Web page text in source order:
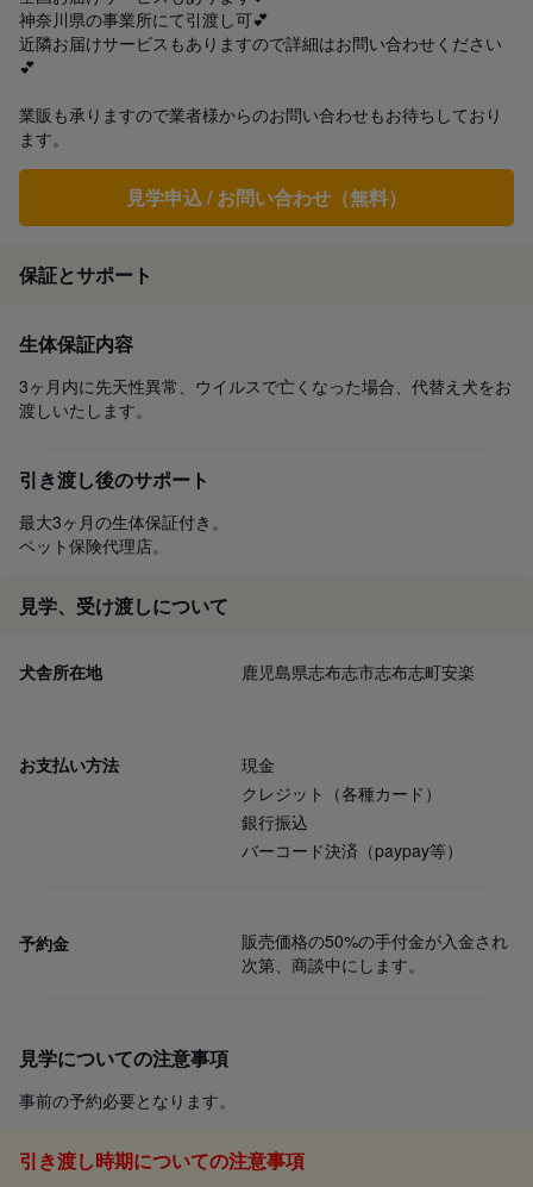
神奈川県の事業所にて引渡し可💕
近隣お届けサービスもありますので詳細はお問い合わせください
💕
業販も承りますので業者様からのお問い合わせもお待ちしており
ます。
見学申込 / お問い合わせ（無料）
保証とサポート
生体保証内容
3ヶ月内に先天性異常、ウイルスで亡くなった場合、代替え犬をお
渡しいたします。
引き渡し後のサポート
最大3ヶ月の生体保証付き。
ペット保険代理店。
見学、受け渡しについて
犬舎所在地 鹿児島県志布志市志布志町安楽
お支払い方法
現金
クレジット（各種カード）
銀行振込
バーコード決済（paypay等）
予約金
販売価格の50%の手付金が入金され
次第、商談中にします。
見学についての注意事項
事前の予約必要となります。
引き渡し時期についての注意事項